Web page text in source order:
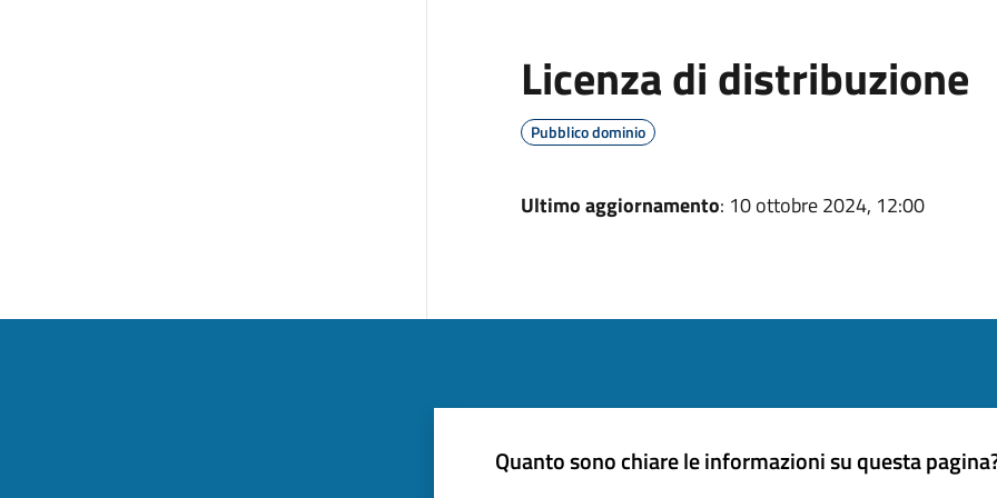
Licenza di distribuzione
Pubblico dominio
Ultimo aggiornamento: 10 ottobre 2024, 12:00
Quanto sono chiare le informazioni su questa